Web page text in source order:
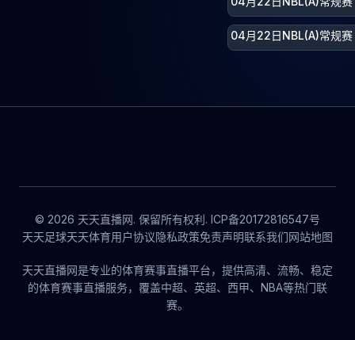
04月22日NBL(A)常规
© 2026 天天直播网. 保留所有权利. ICP备20172816547号
天天足球天天体育用户协议隐私政策免责声明联系我们网站地图
天天直播网是专业的体育赛事直播平台，提供高清、流畅、稳定
的体育赛事直播服务，覆盖中超、英超、西甲、NBA等热门联
赛。